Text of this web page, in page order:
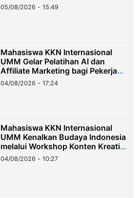
05/08/2026 - 15:49
Mahasiswa KKN Internasional
UMM Gelar Pelatihan AI dan
Affiliate Marketing bagi Pekerja
Migran Indonesia di Taiwan
04/08/2026 - 17:24
Mahasiswa KKN Internasional
UMM Kenalkan Budaya Indonesia
melalui Workshop Konten Kreatif
di Taiwan
04/08/2026 - 10:27